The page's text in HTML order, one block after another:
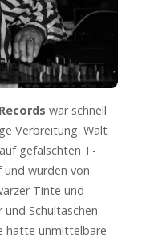
war schnell
Verbreitung. Walt
gefälschten T-
und wurden von
Tinte und
Schultaschen
hatte unmittelbare